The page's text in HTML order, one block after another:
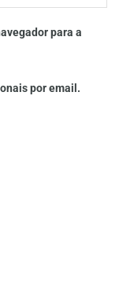
para a
por email.